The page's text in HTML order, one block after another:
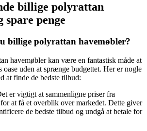
billige polyrattan
spare penge
billige polyrattan havemøbler?
havemøbler kan være en fantastisk måde at
oase uden at sprænge budgettet. Her er nogle
at finde de bedste tilbud:
er vigtigt at sammenligne priser fra
at få et overblik over markedet. Dette giver
de bedste tilbud og undgå at betale for